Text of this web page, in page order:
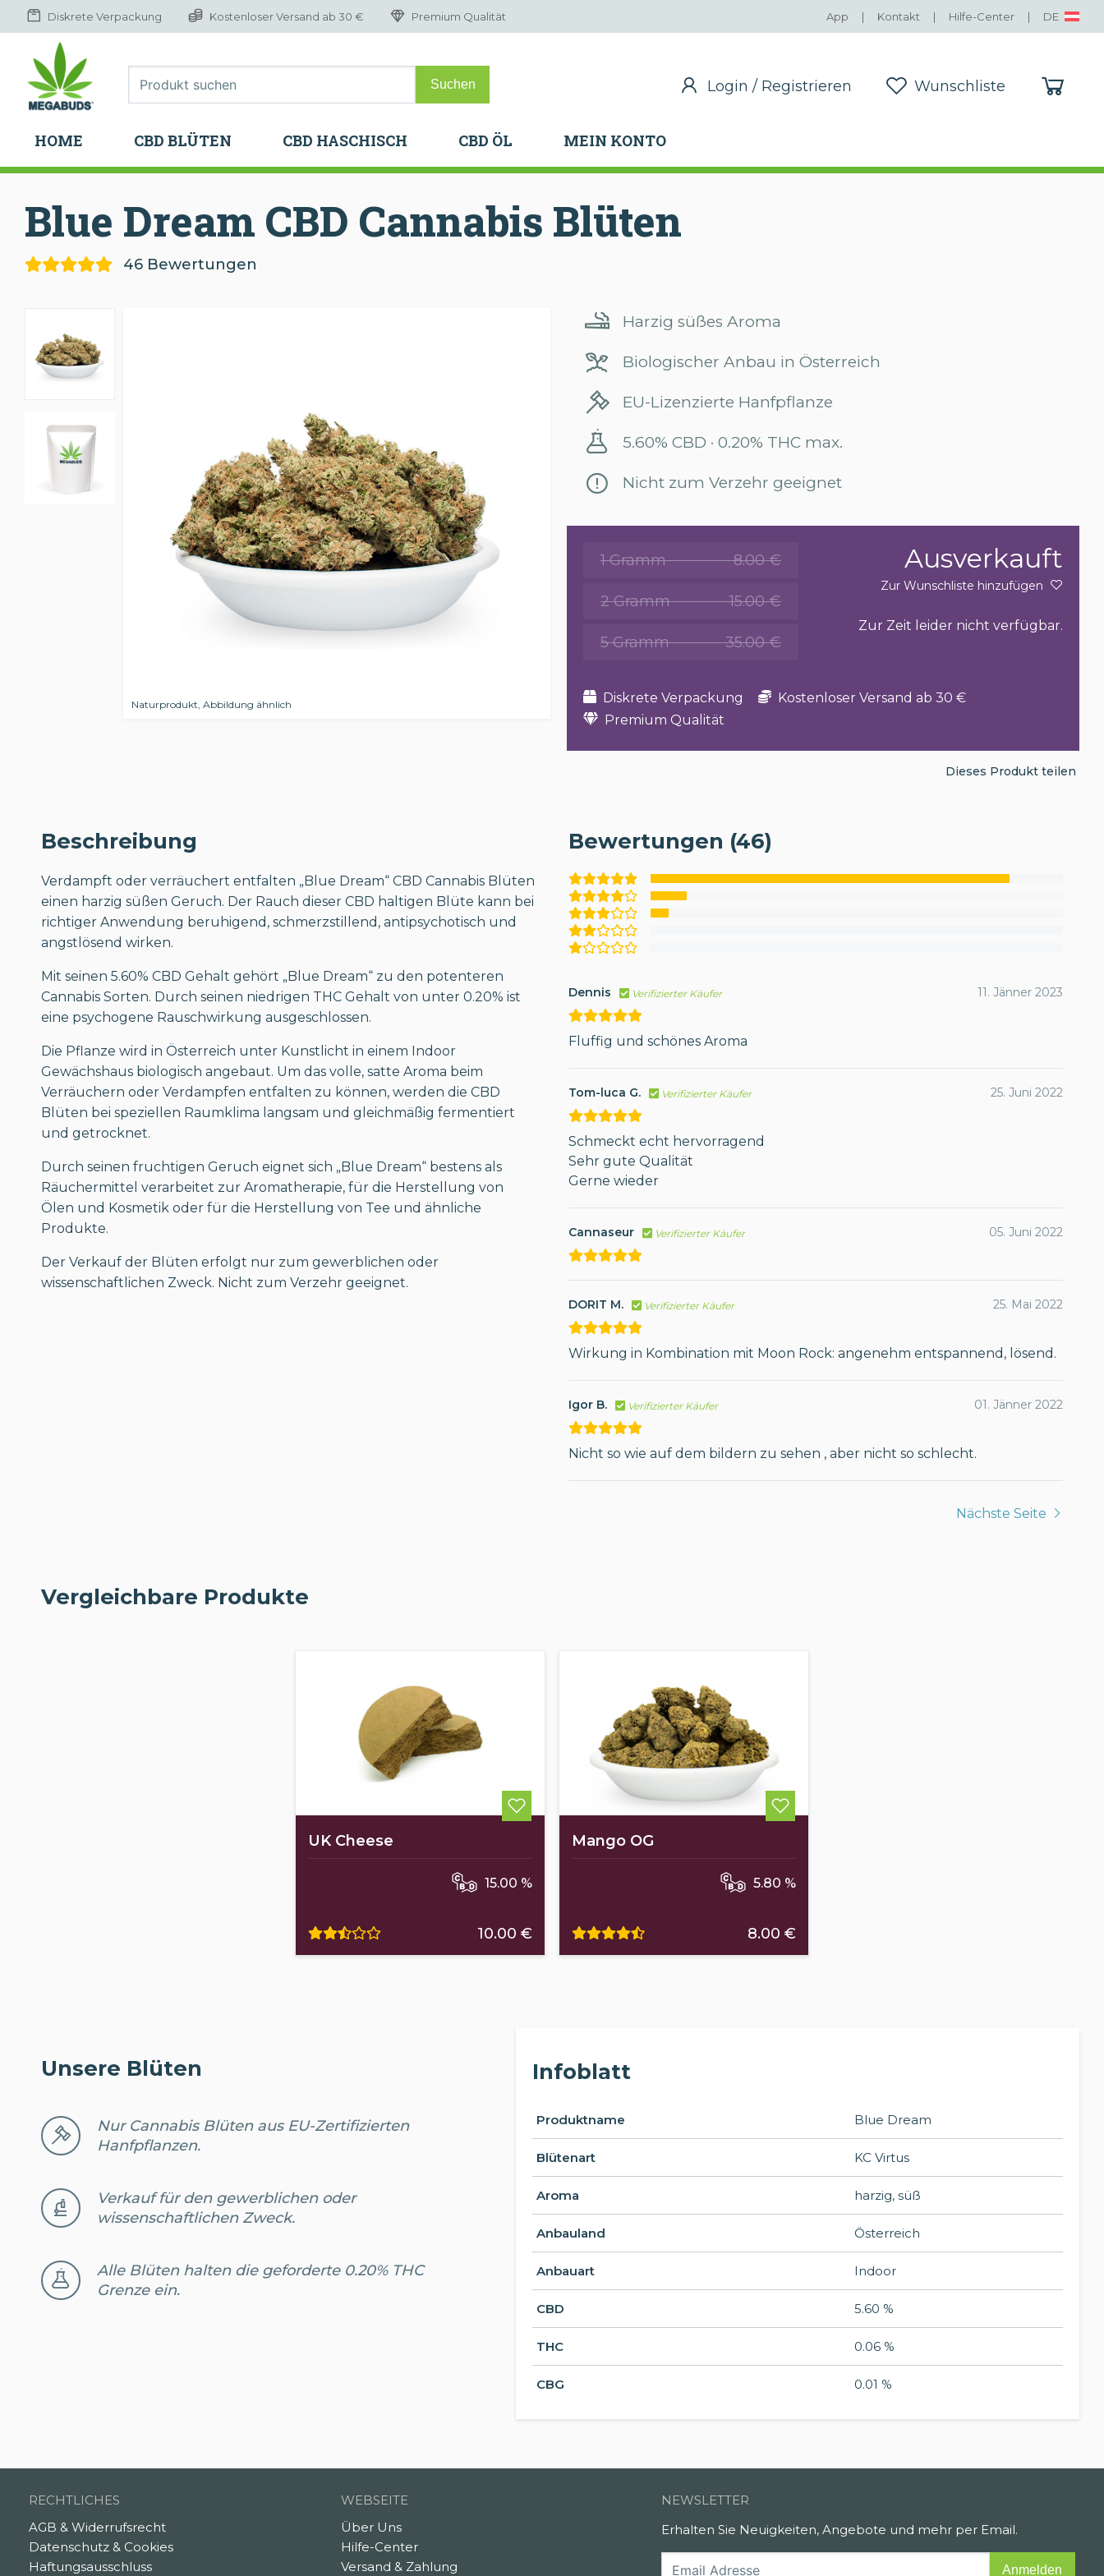
HOME CBD BLÜTEN CBD HASCHISCH CBD ÖL
Diskrete Verpackung Kostenloser Versand ab 30 € Premium Qualität App | Kontakt | Hilfe-Center | DE
Login / Registrieren Wunschliste
HOME CBD BLÜTEN CBD HASCHISCH CBD ÖL MEIN KONTO
Blue Dream CBD Cannabis Blüten
46 Bewertungen
Naturprodukt, Abbildung ähnlich
Harzig süßes Aroma
Biologischer Anbau in Österreich
EU-Lizenzierte Hanfpflanze
5.60% CBD · 0.20% THC max.
Nicht zum Verzehr geeignet
1 Gramm 8.00 €
2 Gramm 15.00 €
5 Gramm 35.00 €
Ausverkauft
Zur Wunschliste hinzufügen
Zur Zeit leider nicht verfügbar.
Diskrete Verpackung
Kostenloser Versand ab 30 €
Premium Qualität
Dieses Produkt teilen
Beschreibung
Verdampft oder verräuchert entfalten „Blue Dream“ CBD Cannabis Blüten
einen harzig süßen Geruch. Der Rauch dieser CBD haltigen Blüte kann bei
richtiger Anwendung beruhigend, schmerzstillend, antipsychotisch und
angstlösend wirken.
Mit seinen 5.60% CBD Gehalt gehört „Blue Dream“ zu den potenteren
Cannabis Sorten. Durch seinen niedrigen THC Gehalt von unter 0.20% ist
eine psychogene Rauschwirkung ausgeschlossen.
Die Pflanze wird in Österreich unter Kunstlicht in einem Indoor
Gewächshaus biologisch angebaut. Um das volle, satte Aroma beim
Verräuchern oder Verdampfen entfalten zu können, werden die CBD
Blüten bei speziellen Raumklima langsam und gleichmäßig fermentiert
und getrocknet.
Durch seinen fruchtigen Geruch eignet sich „Blue Dream“ bestens als
Räuchermittel verarbeitet zur Aromatherapie, für die Herstellung von
Ölen und Kosmetik oder für die Herstellung von Tee und ähnliche
Produkte.
Der Verkauf der Blüten erfolgt nur zum gewerblichen oder
wissenschaftlichen Zweck. Nicht zum Verzehr geeignet.
Bewertungen (46)
Dennis Verifizierter Käufer 11. Jänner 2023
Fluffig und schönes Aroma
Tom-luca G. Verifizierter Käufer 25. Juni 2022
Schmeckt echt hervorragend
Sehr gute Qualität
Gerne wieder
Cannaseur Verifizierter Käufer 05. Juni 2022
DORIT M. Verifizierter Käufer 25. Mai 2022
Wirkung in Kombination mit Moon Rock: angenehm entspannend, lösend.
Igor B. Verifizierter Käufer 01. Jänner 2022
Nicht so wie auf dem bildern zu sehen , aber nicht so schlecht.
Nächste Seite
Vergleichbare Produkte
UK Cheese
15.00 %
10.00 €
Mango OG
5.80 %
8.00 €
Infoblatt
Produktname Blue Dream
Blütenart KC Virtus
Aroma harzig, süß
Anbauland Österreich
Anbauart Indoor
CBD 5.60 %
THC 0.06 %
CBG 0.01 %
Unsere Blüten
Nur Cannabis Blüten aus EU-Zertifizierten
Hanfpflanzen.
Verkauf für den gewerblichen oder
wissenschaftlichen Zweck.
Alle Blüten halten die geforderte 0.20% THC
Grenze ein.
RECHTLICHES
AGB & Widerrufsrecht
Datenschutz & Cookies
Haftungsausschluss
WEBSEITE
Über Uns
Hilfe-Center
Versand & Zahlung
NEWSLETTER
Erhalten Sie Neuigkeiten, Angebote und mehr per Email.